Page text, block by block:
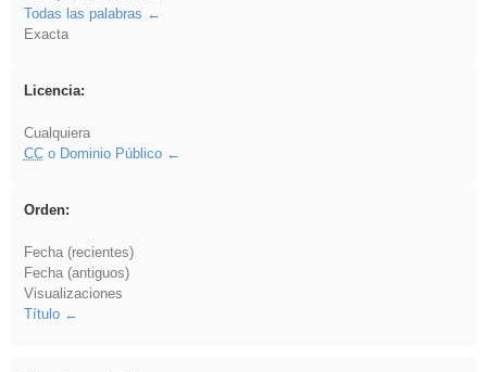
Todas las palabras
Exacta
Licencia:
Cualquiera
CCo Dominio Público
Orden:
Fecha (recientes)
Fecha (antiguos)
Visualizaciones
Título